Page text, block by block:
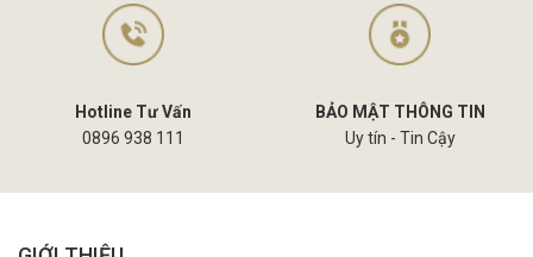
Hotline Tư Vấn
0896 938 111
BẢO MẬT THÔNG TIN
Uy tín - Tin Cậy